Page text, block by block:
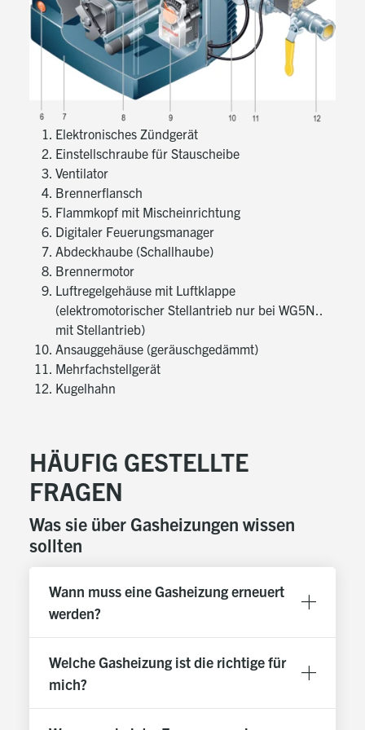
Achtung:
Für die richtige Auswahl von Brennergröße, Kopflänge
bzw. Zwischenplatte die kesselspezifischen
Anforderungen beachten
Steuerung
Eingebauter digitaler Feuerungsmanager für die
vollautomatische Steuerung der Programmfolge
Sicherheitsüberwachung mit Ionisationselektrode
und Luftdruckwächter
Mit Störstellungsanzeige
Elektronisches Zündgerät
Einstellschraube für Stauscheibe
Ventilator
Brennerflansch
Flammkopf mit Mischeinrichtung
Digitaler Feuerungsmanager
Abdeckhaube (Schallhaube)
Brennermotor
Luftregelgehäuse mit Luftklappe
(elektromotorischer Stellantrieb nur bei WG5N..
mit Stellantrieb)
Ansauggehäuse (geräuschgedämmt)
Mehrfachstellgerät
Kugelhahn
HÄUFIG GESTELLTE
FRAGEN
Was sie über Gasheizungen wissen
sollten
Wann muss eine Gasheizung erneuert
werden?
Welche Gasheizung ist die richtige für
mich?